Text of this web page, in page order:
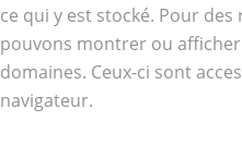
ce qui y est stocké. Pour
pouvons montrer ou afficher
domaines. Ceux-ci sont
navigateur.